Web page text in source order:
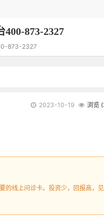
873-2327
873-2327
2023-10-19 浏览 (
的线上问诊卡。投资少，回报高，